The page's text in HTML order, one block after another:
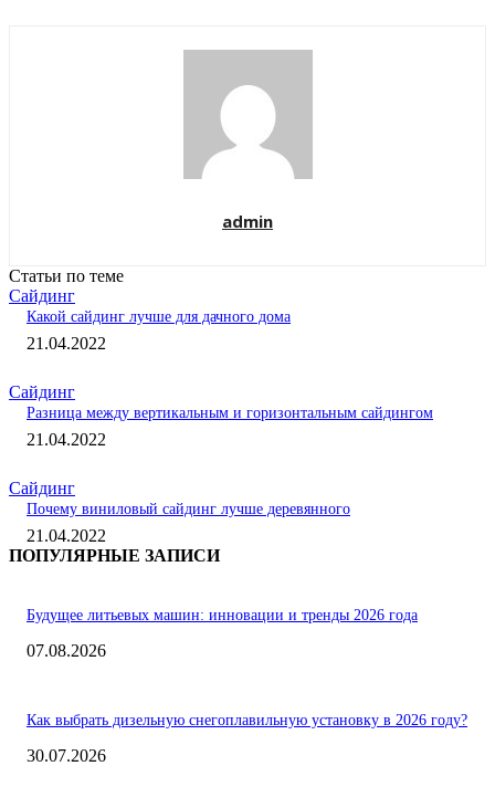
admin
Статьи по теме
Сайдинг
Какой сайдинг лучше для дачного дома
21.04.2022
Сайдинг
Разница между вертикальным и горизонтальным сайдингом
21.04.2022
Сайдинг
Почему виниловый сайдинг лучше деревянного
21.04.2022
ПОПУЛЯРНЫЕ ЗАПИСИ
Будущее литьевых машин: инновации и тренды 2026 года
07.08.2026
Как выбрать дизельную снегоплавильную установку в 2026 году?
30.07.2026